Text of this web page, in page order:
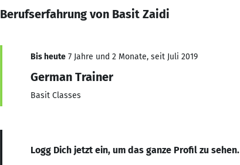
Berufserfahrung von Basit Zaidi
Bis heute 7 Jahre und 2 Monate, seit Juli 2019
German Trainer
Basit Classes
Logg Dich jetzt ein, um das ganze Profil zu sehen.